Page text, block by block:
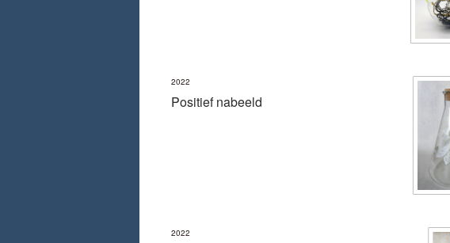
Positief nabeeld
2022
2022